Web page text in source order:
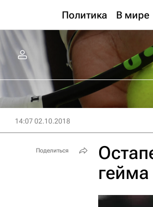
Политика В мире
14:07 02.10.2018
Поделиться